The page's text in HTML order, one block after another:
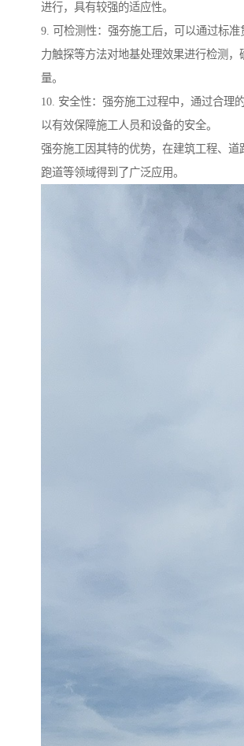
进行，具有较强的适应性。
9. 可检测性：强夯施工后，可以通过标准
力触探等方法对地基处理效果进行检测，
量。
10. 安全性：强夯施工过程中，通过合理
以有效保障施工人员和设备的安全。
强夯施工因其特的优势，在建筑工程、道
跑道等领域得到了广泛应用。